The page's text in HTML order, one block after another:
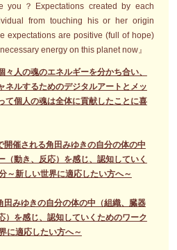
you？Expectations created by each
from touching his or her origin
expectations are positive (full of hope)
energy on this planet now』
人の魂のエネルギーを分かち合い、
ネルするためのデジタルアートとメッ
て個人の魂は全体に貢献したことに喜
催される角田みゆきの自分の体の中
（動き、反応）を感じ、認知していく
～新しい世界に適応したい方へ～
みゆきの自分の体の中（組織、臓器
）を感じ、認知していくためのワーク
に適応したい方へ～